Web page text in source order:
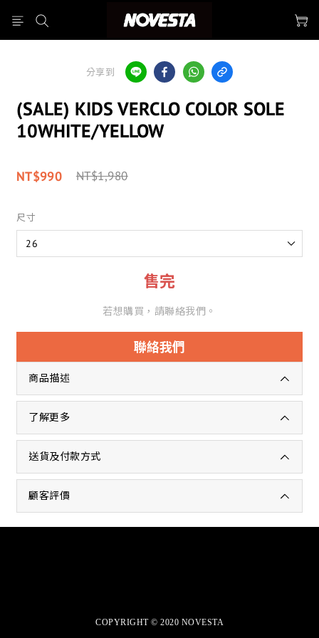
分享到
(SALE) KIDS VERCLO COLOR SOLE
10WHITE/YELLOW
NT$990 NT$1,980
尺寸
售完
若想購買，請聯絡我們。
聯絡我們
商品描述
了解更多
送貨及付款方式
顧客評價
COPYRIGHT © 2020 NOVESTA